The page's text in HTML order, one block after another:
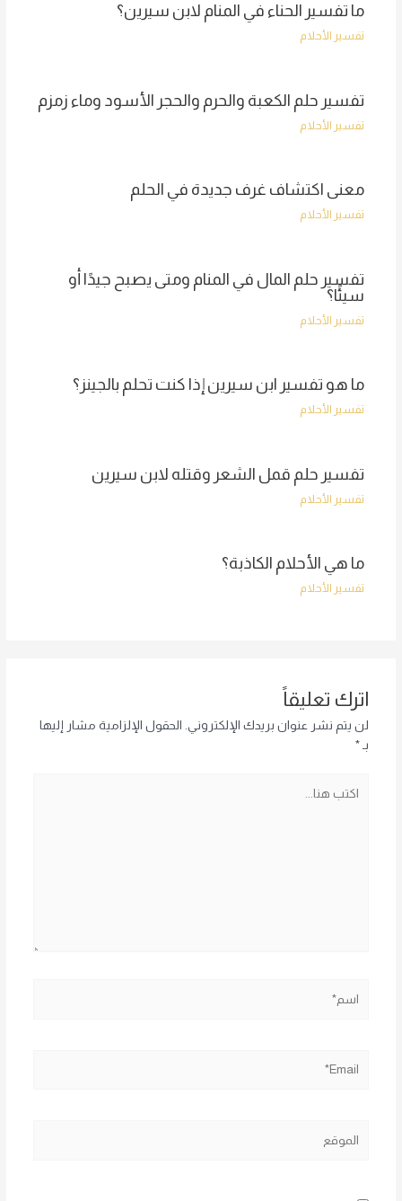
ما تفسير الحناء في المنام لابن سيرين؟
تفسير الأحلام
تفسير حلم الكعبة والحرم والحجر الأسود وماء زمزم
تفسير الأحلام
معنى اكتشاف غرف جديدة في الحلم
تفسير الأحلام
تفسير حلم المال في المنام ومتى يصبح جيدًا أو
سيئًا؟
تفسير الأحلام
ما هو تفسير ابن سيرين إذا كنت تحلم بالجينز؟
تفسير الأحلام
تفسير حلم قمل الشعر وقتله لابن سيرين
تفسير الأحلام
ما هي الأحلام الكاذبة؟
تفسير الأحلام
اترك تعليقاً
لن يتم نشر عنوان بريدك الإلكتروني.
الحقول الإلزامية مشار إليها
بـ *
هنا...